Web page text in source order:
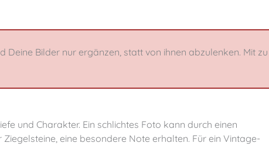
Bilder nur ergänzen, statt von ihnen abzulenken. Mit zu
eine besondere Note erhalten. Für ein Vintage-